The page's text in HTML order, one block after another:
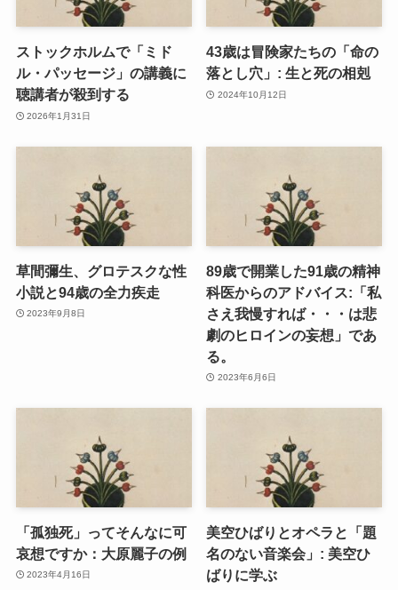
ストックホルムで「ミド
ル・パッセージ」の講義に
聴講者が殺到する
2026年1月31日
43歳は冒険家たちの「命の
落とし穴」: 生と死の相剋
2024年10月12日
草間彌生、グロテスクな性
小説と94歳の全力疾走
2023年9月8日
89歳で開業した91歳の精神
科医からのアドバイス:「私
さえ我慢すれば・・・は悲
劇のヒロインの妄想」であ
る。
2023年6月6日
「孤独死」ってそんなに可
哀想ですか：大原麗子の例
2023年4月16日
美空ひばりとオペラと「題
名のない音楽会」: 美空ひ
ばりに学ぶ